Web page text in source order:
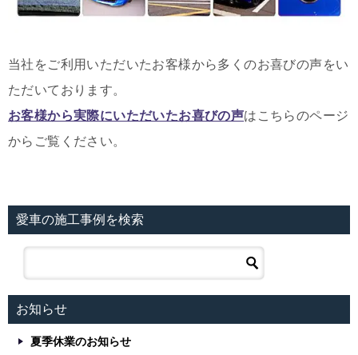
当社をご利用いただいたお客様から多くのお喜びの声をい
ただいております。
お客様から実際にいただいたお喜びの声はこちらのページ
からご覧ください。
愛車の施工事例を検索
お知らせ
夏季休業のお知らせ